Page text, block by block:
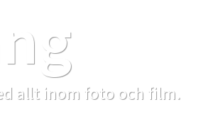
allt inom foto och film.